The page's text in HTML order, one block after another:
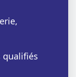
qualifiés